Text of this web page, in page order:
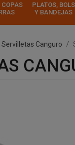
COPAS
PLATOS, BOLS
Y BANDEJAS
Servilletas Canguro